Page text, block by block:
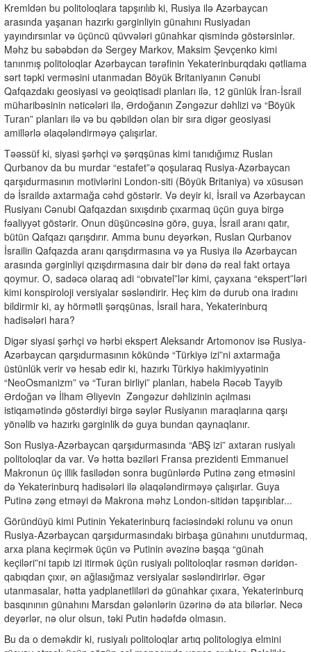
Kremldən bu politoloqlara tapşırılıb ki, Rusiya ilə Azərbaycan
arasında yaşanan hazırkı gərginliyin günahını Rusiyadan
yayındırsınlar və üçüncü qüvvələri günahkar qismində göstərsinlər.
Məhz bu səbəbdən də Sergey Markov, Maksim Şevçenko kimi
tanınmış politoloqlar Azərbaycan tərəfinin Yekaterinburqdakı qətliama
sərt təpki verməsini utanmadan Böyük Britaniyanın Cənubi
Qafqazdakı geosiyasi və geoiqtisadi planları ilə, 12 günlük İran-İsrail
müharibəsinin nəticələri ilə, Ərdoğanın Zəngəzur dəhlizi və “Böyük
Turan” planları ilə və bu qəbildən olan bir sıra digər geosiyasi
amillərlə əlaqələndirməyə çalışırlar.
Təəssüf ki, siyasi şərhçi və şərqşünas kimi tanıdığımız Ruslan
Qurbanov da bu murdar “estafet”ə qoşularaq Rusiya-Azərbaycan
qarşıdurmasının motivlərini London-siti (Böyük Britaniya) və xüsusən
də İsraildə axtarmağa cəhd göstərir. Və deyir ki, İsrail və Azərbaycan
Rusiyanı Cənubi Qafqazdan sıxışdırıb çıxarmaq üçün guya birgə
fəaliyyət göstərir. Onun düşüncəsinə görə, guya, İsrail aranı qatır,
bütün Qafqazı qarışdırır. Amma bunu deyərkən, Ruslan Qurbanov
İsrailin Qafqazda aranı qarışdırmasına və ya Rusiya ilə Azərbaycan
arasında gərginliyi qızışdırmasına dair bir dənə də real fakt ortaya
qoymur. O, sadəcə olaraq adi “obıvatel”lər kimi, çayxana “ekspert”ləri
kimi konspiroloji versiyalar səsləndirir. Heç kim də durub ona iradını
bildirmir ki, ay hörmətli şərqşünas, İsrail hara, Yekaterinburq
hadisələri hara?
Digər siyasi şərhçi və hərbi ekspert Aleksandr Artomonov isə Rusiya-
Azərbaycan qarşıdurmasının kökündə “Türkiyə izi”ni axtarmağa
üstünlük verir və hesab edir ki, hazırkı Türkiyə hakimiyyətinin
“NeoOsmanizm” və “Turan birliyi” planları, habelə Rəcəb Tayyib
Ərdoğan və İlham Əliyevin Zəngəzur dəhlizinin açılması
istiqamətində göstərdiyi birgə səylər Rusiyanın maraqlarına qarşı
yönəlib və hazırkı gərginlik də guya bundan qaynaqlanır.
Son Rusiya-Azərbaycan qarşıdurmasında “ABŞ izi” axtaran rusiyalı
politoloqlar da var. Və hətta bəziləri Fransa prezidenti Emmanuel
Makronun üç illik fasilədən sonra bugünlərdə Putinə zəng etməsini
də Yekaterinburq hadisələri ilə əlaqələndirməyə çalışırlar. Guya
Putinə zəng etməyi də Makrona məhz London-sitidən tapşırıblar...
Göründüyü kimi Putinin Yekaterinburq faciəsindəki rolunu və onun
Rusiya-Azərbaycan qarşıdurmasındakı birbaşa günahını unutdurmaq,
arxa plana keçirmək üçün və Putinin əvəzinə başqa “günah
keçiləri”ni tapıb izi itirmək üçün rusiyalı politoloqlar rəsmən dəridən-
qabıqdan çıxır, ən ağlasığmaz versiyalar səsləndirirlər. Əgər
utanmasalar, hətta yadplanetliləri də günahkar çıxara, Yekaterinburq
basqınının günahını Marsdan gələnlərin üzərinə də ata bilərlər. Necə
deyərlər, nə olur olsun, təki Putin hədəfdə olmasın.
Bu da o deməkdir ki, rusiyalı politoloqlar artıq politologiya elmini